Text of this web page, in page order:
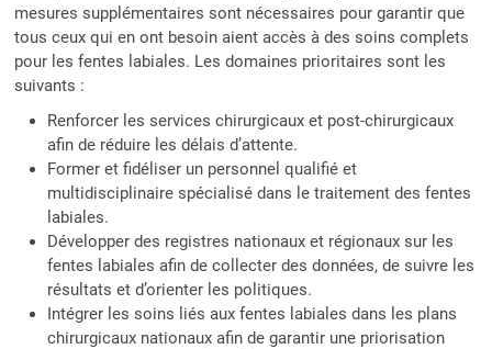
mesures supplémentaires sont nécessaires pour garantir que
tous ceux qui en ont besoin aient accès à des soins complets
pour les fentes labiales. Les domaines prioritaires sont les
suivants :
Renforcer les services chirurgicaux et post-chirurgicaux
afin de réduire les délais d’attente.
Former et fidéliser un personnel qualifié et
multidisciplinaire spécialisé dans le traitement des fentes
labiales.
Développer des registres nationaux et régionaux sur les
fentes labiales afin de collecter des données, de suivre les
résultats et d’orienter les politiques.
Intégrer les soins liés aux fentes labiales dans les plans
chirurgicaux nationaux afin de garantir une priorisation